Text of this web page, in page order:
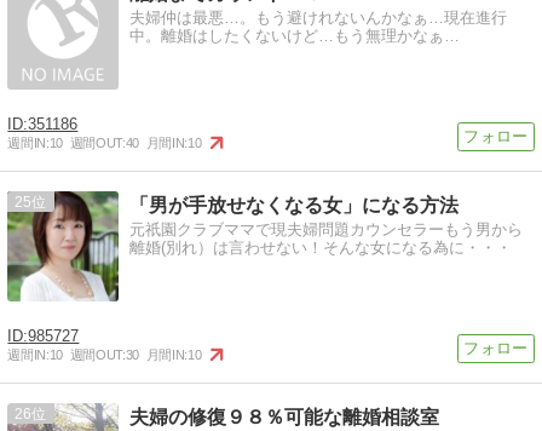
夫婦仲は最悪…。もう避けれないんかなぁ…現在進行
中。離婚はしたくないけど…もう無理かなぁ…
351186
週間IN:10 週間OUT:40 月間IN:10
25 「男が手放せなくなる女」になる方法
元祇園クラブママで現夫婦問題カウンセラーもう男から
離婚(別れ）は言わせない！そんな女になる為に・・・
985727
週間IN:10 週間OUT:30 月間IN:10
26 夫婦の修復９８％可能な離婚相談室